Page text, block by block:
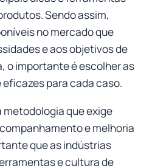
Sendo assim,
no mercado que
e aos objetivos de
o importante é escolher as
para cada caso.
metodologia que exige
e melhoria
que as indústrias
e cultura de